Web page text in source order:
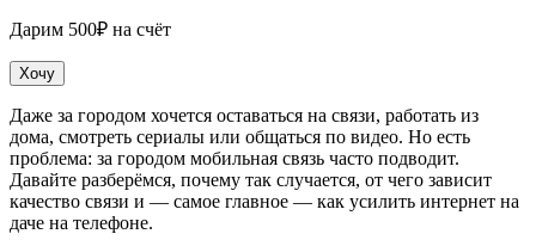
Дарим 500₽ на счёт
Хочу
Даже за городом хочется оставаться на связи, работать из
дома, смотреть сериалы или общаться по видео. Но есть
проблема: за городом мобильная связь часто подводит.
Давайте разберёмся, почему так случается, от чего зависит
качество связи и — самое главное — как усилить интернет на
даче на телефоне.